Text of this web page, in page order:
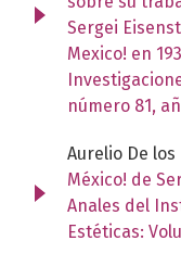
Sergei
Mexico! en
número 81,
Aurelio De los
México! de
Anales del
Estéticas: